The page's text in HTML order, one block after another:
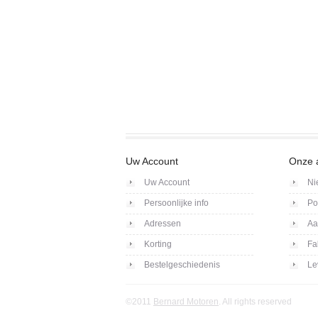
Uw Account
Uw Account
Persoonlijke info
Adressen
Korting
Bestelgeschiedenis
Onze
©2011 Bernard Motoren. All rights reserved